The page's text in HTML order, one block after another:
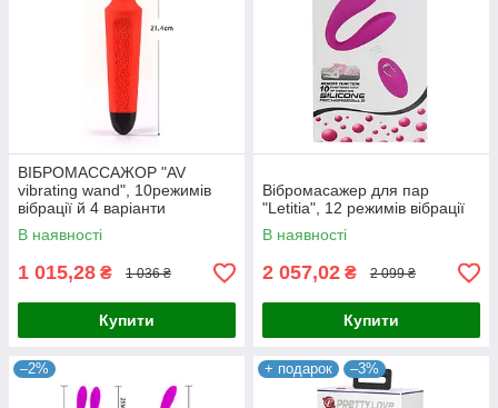
ВІБРОМАССАЖОР "AV
vibrating wand", 10режимів
вібрації й 4 варіанти
швидкості
В наявності
1 015,28 ₴ 1 036 ₴
Купити
Вібромасажер для пар
"Letitia", 12 режимів вібрації
В наявності
2 057,02 ₴ 2 099 ₴
Купити
–2% + подарок –3%